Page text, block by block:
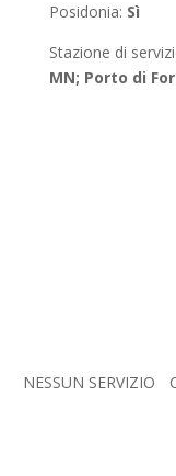
Posidonia: Sì
Stazione di
MN; Porto di
NESSUN SERVIZIO